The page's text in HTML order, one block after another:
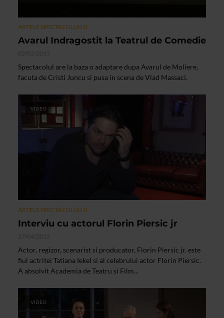
ARTELE SPECTACOLULUI
Avarul Indragostit la Teatrul de Comedie
02/02/2015
Spectacolul are la baza o adaptare dupa Avarul de Moliere,
facuta de Cristi Juncu si pusa in scena de Vlad Massaci.
VIDEO
ARTELE SPECTACOLULUI
Interviu cu actorul Florin Piersic jr
27/04/2012
Actor, regizor, scenarist si producator, Florin Piersic jr. este
fiul actritei Tatiana Iekel si al celebrului actor Florin Piersic.
A absolvit Academia de Teatru si Film...
VIDEO